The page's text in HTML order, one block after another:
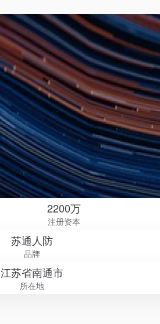
2200万
注册资本
苏通人防
品牌
江苏省南通市
所在地